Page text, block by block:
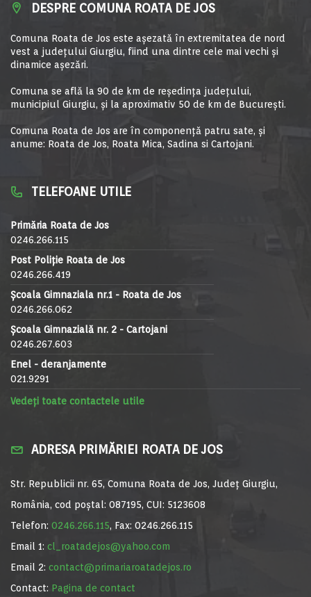
DESPRE COMUNA ROATA DE JOS
Comuna Roata de Jos este aşezată în extremitatea de nord
vest a judeţului Giurgiu, fiind una dintre cele mai vechi şi
dinamice aşezări.
Comuna se află la 90 de km de reşedinţa judeţului,
municipiul Giurgiu, şi la aproximativ 50 de km de Bucureşti.
Comuna Roata de Jos are în componență patru sate, și
anume: Roata de Jos, Roata Mica, Sadina si Cartojani.
TELEFOANE UTILE
Primăria Roata de Jos
0246.266.115
Post Poliție Roata de Jos
0246.266.419
Școala Gimnaziala nr.1 - Roata de Jos
0246.266.062
Școala Gimnazială nr. 2 - Cartojani
0246.267.603
Enel - deranjamente
021.9291
Vedeți toate contactele utile
ADRESA PRIMĂRIEI ROATA DE JOS
Str. Republicii nr. 65, Comuna Roata de Jos, Județ Giurgiu,
România, cod poștal: 087195, CUI: 5123608
Telefon: 0246.266.115, Fax: 0246.266.115
Email 1: cl_roatadejos@yahoo.com
Email 2: contact@primariaroatadejos.ro
Contact: Pagina de contact